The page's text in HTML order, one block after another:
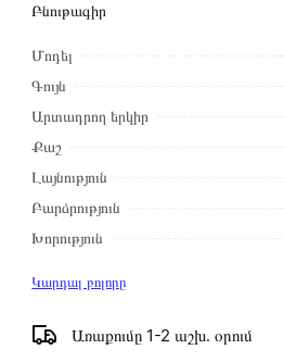
Բնութագիր
Մոդել
Գույն
Արտադրող երկիր
Քաշ
Լայնություն
Բարձրություն
Խորություն
Կարդալ բոլորը
Առաքումը 1-2 աշխ․ օրում